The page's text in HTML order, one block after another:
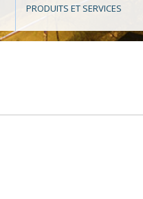
PRODUITS ET SERVICES